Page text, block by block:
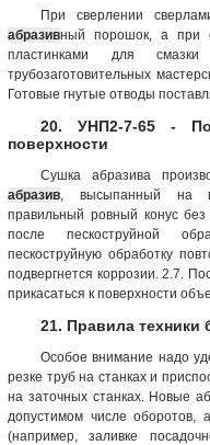
При сверлении
абразивный порошок, а при
пластинками для
трубозаготовительных
Готовые гнутые отводы
20. УНП2-7-65 -
поверхности
Сушка абразива
абразив , высыпанный на
правильный ровный конус
после пескоструйной
пескоструйную обработку
подвергнется коррозии. 2.7.
прикасаться к поверхности
21. Правила техники
Особое внимание надо
резке труб на станках и
на заточных станках. Новые
допустимом числе оборотов,
(например, заливке